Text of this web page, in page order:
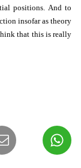
positions. And to
insofar as theory
that this is really